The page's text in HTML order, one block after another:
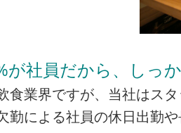
社員だから、しっ
食業界ですが、当社はス
勤による社員の休日出勤